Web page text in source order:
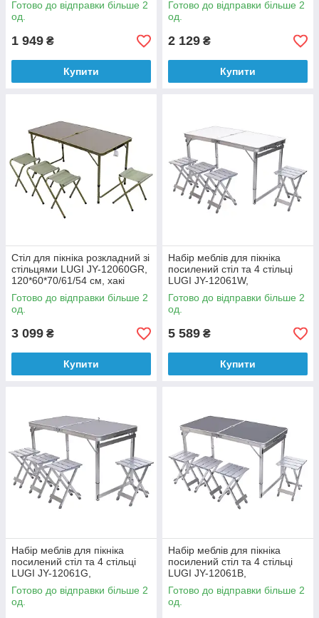
Готово до відправки більше 2
од.
1 949 ₴
Купити
Готово до відправки більше 2
од.
2 129 ₴
Купити
Стіл для пікніка розкладний зі
стільцями LUGI JY-12060GR,
120*60*70/61/54 см, хакі
Готово до відправки більше 2
од.
3 099 ₴
Купити
Набір меблів для пікніка
посилений стіл та 4 стільці
LUGI JY-12061W,
120*60*75/65/55 см, білий
Готово до відправки більше 2
од.
5 589 ₴
Купити
Набір меблів для пікніка
посилений стіл та 4 стільці
LUGI JY-12061G,
120*60*75/65/55 см, сірий
Готово до відправки більше 2
од.
Набір меблів для пікніка
посилений стіл та 4 стільці
LUGI JY-12061B,
120*60*75/65/55 см, чорний
Готово до відправки більше 2
од.